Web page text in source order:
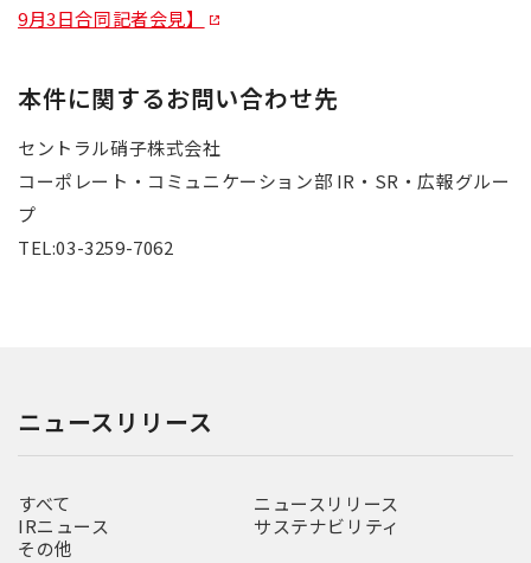
9月3日合同記者会見】
本件に関するお問い合わせ先
セントラル硝子株式会社
コーポレート・コミュニケーション部 IR・SR・広報グルー
プ
TEL:03-3259-7062
ニュースリリース
すべて
ニュースリリース
IRニュース
サステナビリティ
その他